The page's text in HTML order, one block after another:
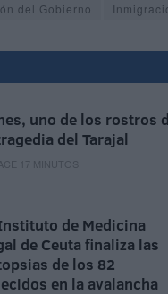
del Gobierno
uno de los rostros
del Tarajal
17 MINUTOS
de Medicina
de Ceuta finaliza las
de los 82
en la avalancha